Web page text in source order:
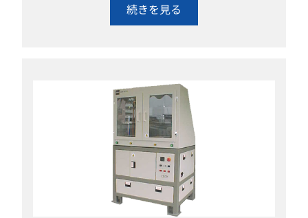
続きを見る